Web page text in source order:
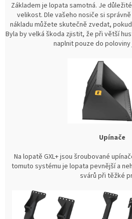
Základem je lopata samotná. Je
velikost. Dle vašeho nosiče si
nákladu můžete skutečně zvedat,
Byla by velká škoda zjistit, že při větší
naplnit pouze do
Upínače
Na lopatě GXL+ jsou šroubované
tomuto systému je lopata pevnější a
svárů při těžké